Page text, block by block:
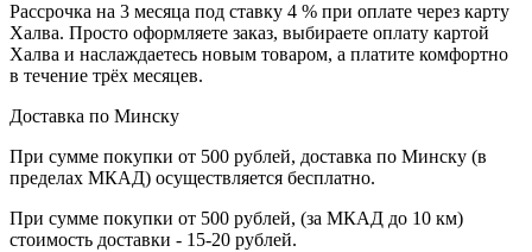
Рассрочка на 3 месяца под ставку 4 % при оплате через карту
Халва. Просто оформляете заказ, выбираете оплату картой
Халва и наслаждаетесь новым товаром, а платите комфортно
в течение трёх месяцев.
Доставка по Минску
При сумме покупки от 500 рублей, доставка по Минску (в
пределах МКАД) осуществляется бесплатно.
При сумме покупки от 500 рублей, (за МКАД до 10 км)
стоимость доставки - 15-20 рублей.